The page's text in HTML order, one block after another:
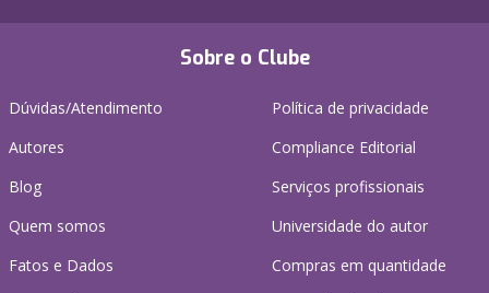
Sobre o Clube
Dúvidas/Atendimento
Autores
Blog
Quem somos
Fatos e Dados
Política de privacidade
Compliance Editorial
Serviços profissionais
Universidade do autor
Compras em quantidade